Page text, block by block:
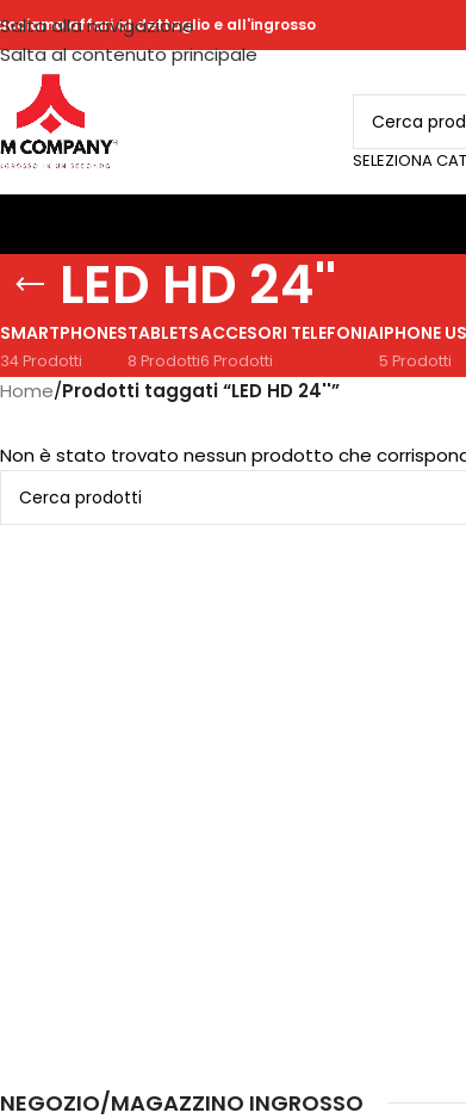
Salta alla navigazione
Salta al contenuto principale
affari al dettaglio e all'ingrosso
SELEZIONA
LED HD 24''
SMARTPHONES
34 Prodotti
TABLETS
8 Prodotti
ACCESORI TELEFONIA
6 Prodotti
IPHONE
5 Prodotti
Home/Prodotti taggati “LED HD 24''”
Non è stato trovato nessun prodotto che
NEGOZIO/MAGAZZINO INGROSSO